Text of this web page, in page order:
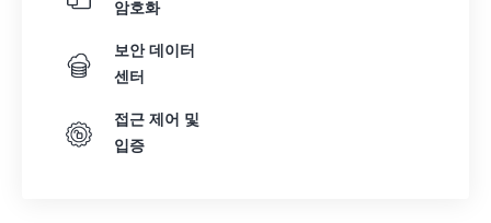
암호화
보안 데이터
센터
접근 제어 및
입증